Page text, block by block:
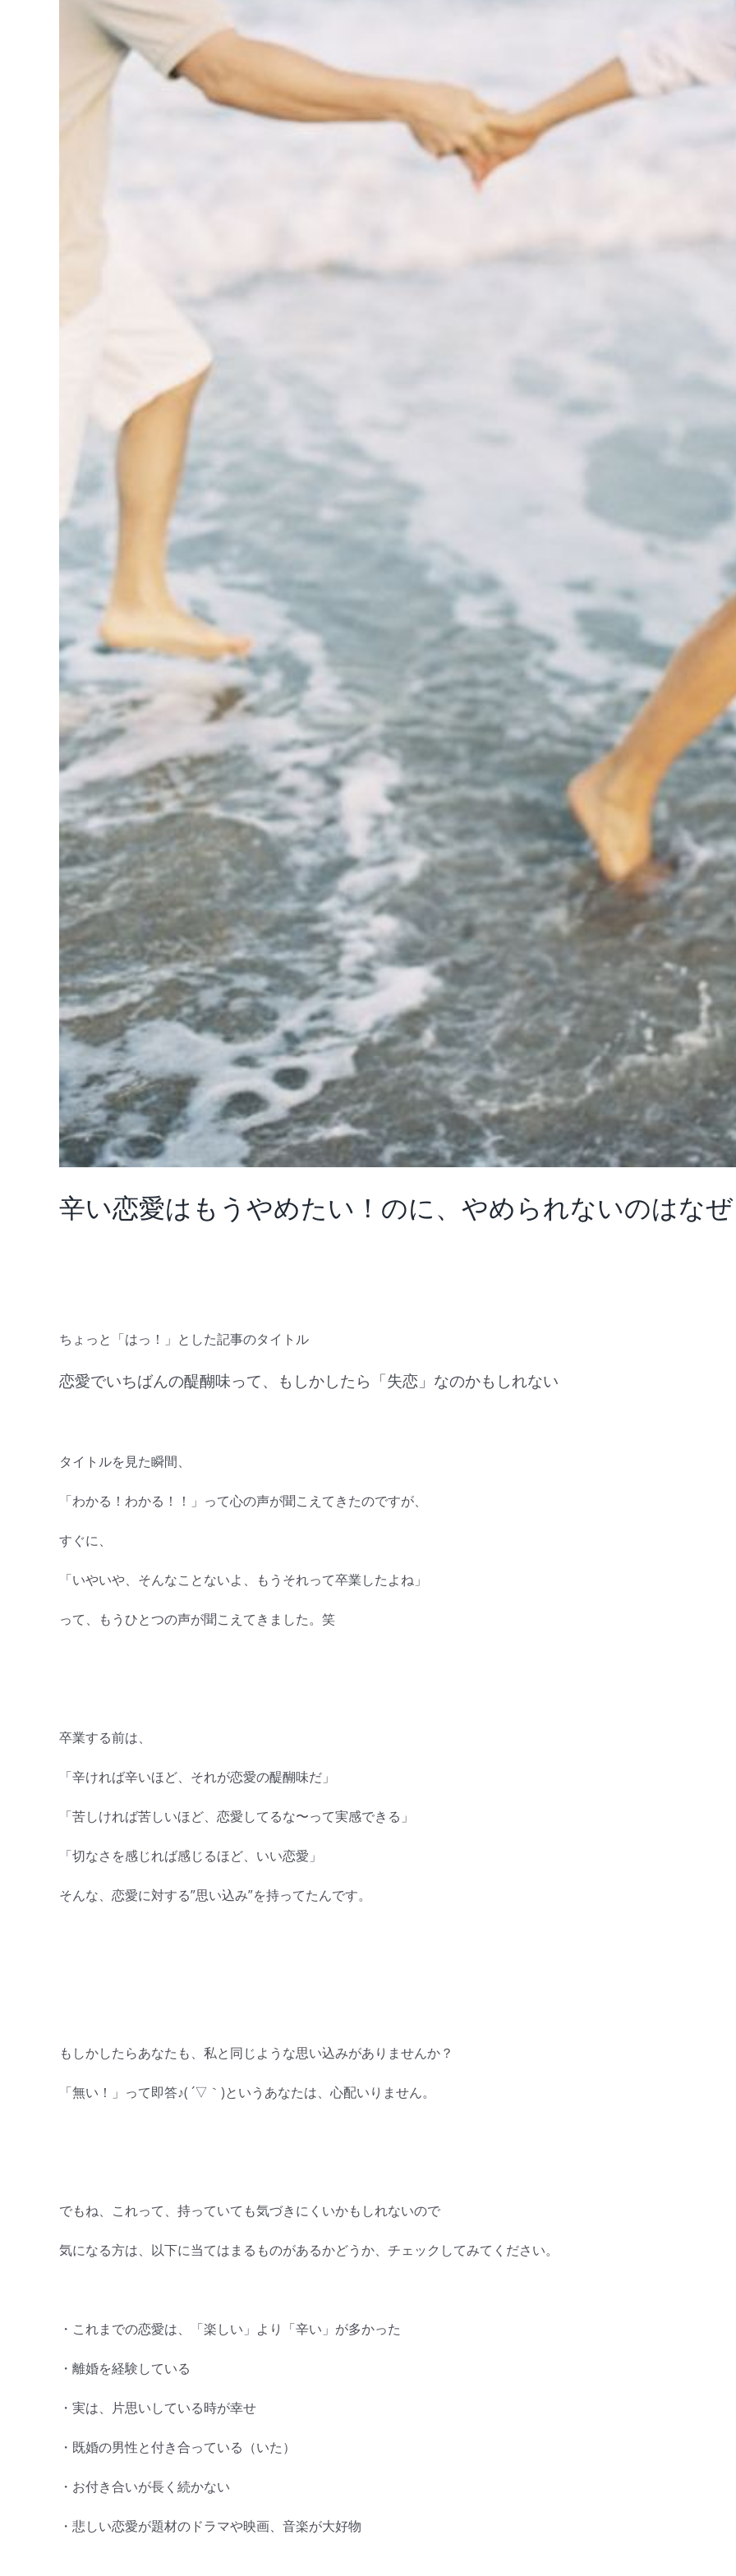
辛い恋愛はもうやめたい！のに、やめられないのはな
ちょっと「はっ！」とした記事のタイトル
恋愛でいちばんの醍醐味って、もしかしたら「失恋」なのかもしれない
タイトルを見た瞬間、
「わかる！わかる！！」って心の声が聞こえてきたのですが、
すぐに、
「いやいや、そんなことないよ、もうそれって卒業したよね」
って、もうひとつの声が聞こえてきました。笑
卒業する前は、
「辛ければ辛いほど、それが恋愛の醍醐味だ」
「苦しければ苦しいほど、恋愛してるな〜って実感できる」
「切なさを感じれば感じるほど、いい恋愛」
そんな、恋愛に対する”思い込み”を持ってたんです。
もしかしたらあなたも、私と同じような思い込みがありませんか？
「無い！」って即答♪( ´▽｀)というあなたは、心配いりません。
でもね、これって、持っていても気づきにくいかもしれないので
気になる方は、以下に当てはまるものがあるかどうか、チェックしてみてください。
・これまでの恋愛は、「楽しい」より「辛い」が多かった
・離婚を経験している
・実は、片思いしている時が幸せ
・既婚の男性と付き合っている（いた）
・お付き合いが長く続かない
・悲しい恋愛が題材のドラマや映画、音楽が大好物